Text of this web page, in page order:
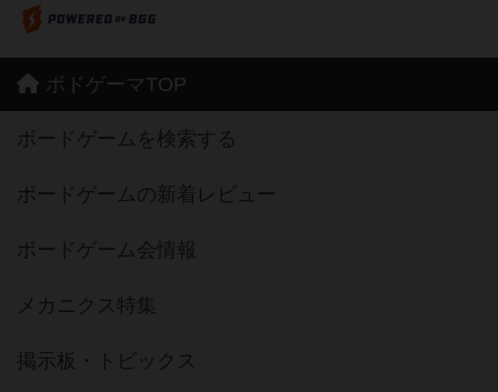
ボドゲーマTOP
ボードゲームを検索する
ボードゲームの新着レビュー
ボードゲーム会情報
メカニクス特集
掲示板・トピックス